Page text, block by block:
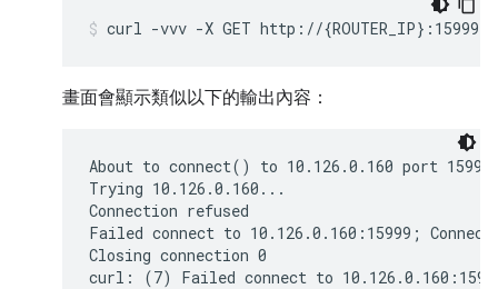
curl -vvv -X GET http://
畫面會顯示類似以下的輸出內容：
About to connect() to 10.126.0.160 port
Trying 10.126.0.160...
Connection refused
Failed connect to 10.126.0.160:15999;
Closing connection 0
curl: (7) Failed connect to